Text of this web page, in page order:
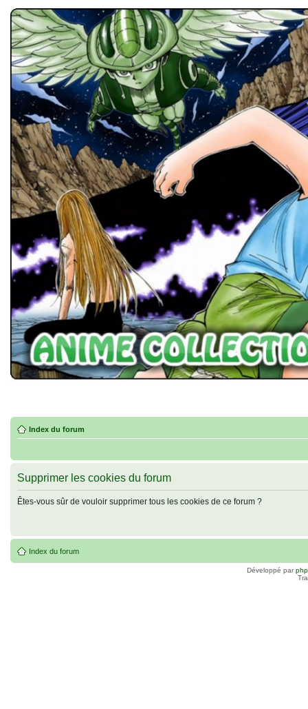
Index du forum
Supprimer les cookies du forum
Êtes-vous sûr de vouloir supprimer tous les cookies de ce forum ?
Index du forum
Développé par